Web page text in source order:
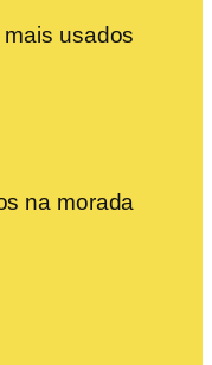
usados
na morada